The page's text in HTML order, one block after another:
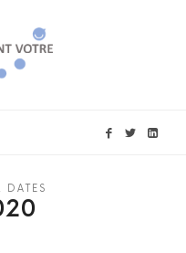
DATES